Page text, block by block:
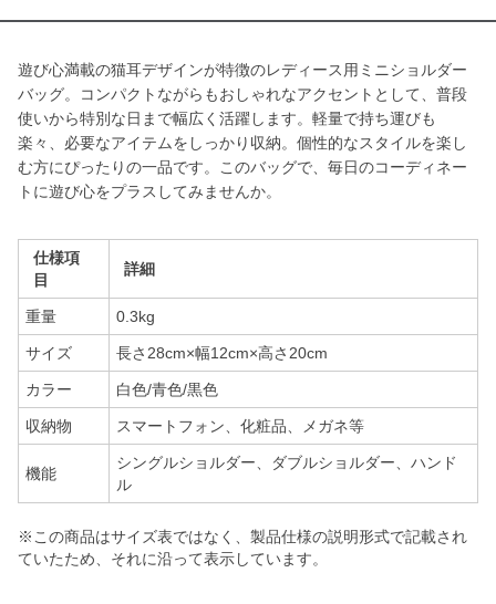
遊び心満載の猫耳デザインが特徴のレディース用ミニショルダー
バッグ。コンパクトながらもおしゃれなアクセントとして、普段
使いから特別な日まで幅広く活躍します。軽量で持ち運びも
楽々、必要なアイテムをしっかり収納。個性的なスタイルを楽し
む方にぴったりの一品です。このバッグで、毎日のコーディネー
トに遊び心をプラスしてみませんか。
仕様項
目
詳細
重量 0.3kg
サイズ 長さ28cm×幅12cm×高さ20cm
カラー 白色/青色/黒色
収納物 スマートフォン、化粧品、メガネ等
機能
シングルショルダー、ダブルショルダー、ハンド
ル
※この商品はサイズ表ではなく、製品仕様の説明形式で記載され
ていたため、それに沿って表示しています。